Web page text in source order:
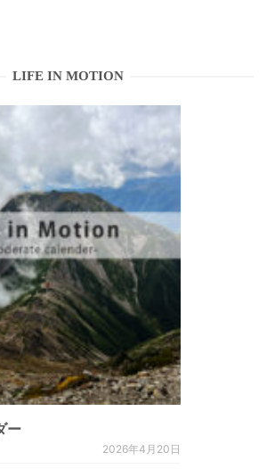
LIFE IN MOTION
ー
2026年4月20日